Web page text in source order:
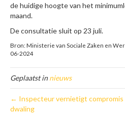
de huidige hoogte van het
maand.
De consultatie sluit op 23 juli.
Bron: Ministerie van Sociale Zaken en
06-2024
Geplaatst innieuws
← Inspecteur vernietigt compromis
dwaling